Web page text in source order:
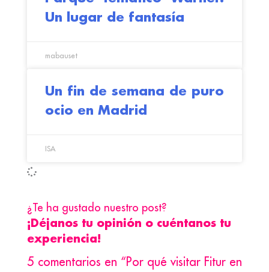
Un lugar de fantasía
mabauset
Un fin de semana de puro
ocio en Madrid
ISA
¿Te ha gustado nuestro post?
¡Déjanos tu opinión o cuéntanos tu
experiencia!
5 comentarios en “Por qué visitar Fitur en